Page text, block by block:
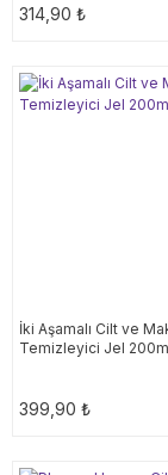
314,90 ₺
İki Aşamalı Cilt ve
Temizleyici Jel
399,90 ₺